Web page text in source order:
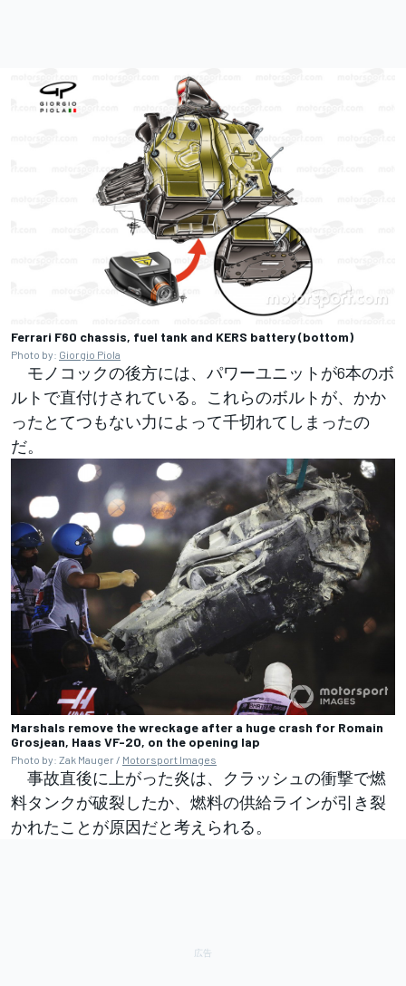
Ferrari F60 chassis, fuel tank and KERS battery (bottom)
Photo by: Giorgio Piola
モノコックの後方には、パワーユニットが6本のボ
ルトで直付けされている。これらのボルトが、かか
ったとてつもない力によって千切れてしまったの
だ。
Marshals remove the wreckage after a huge crash for Romain
Grosjean, Haas VF-20, on the opening lap
Photo by: Zak Mauger / Motorsport Images
事故直後に上がった炎は、クラッシュの衝撃で燃
料タンクが破裂したか、燃料の供給ラインが引き裂
かれたことが原因だと考えられる。